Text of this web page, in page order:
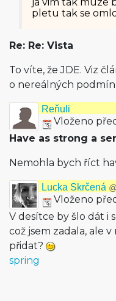
pletu tak se
Re: Re: Vista
To víte, že JDE. Viz
o nereálných
Reňuli
Vloženo
Have as strong a
Nemohla bych říct
Lucka Skrčená
Vloženo
V desítce by šlo dát i
což jsem zadala, ale
přidat?
spring